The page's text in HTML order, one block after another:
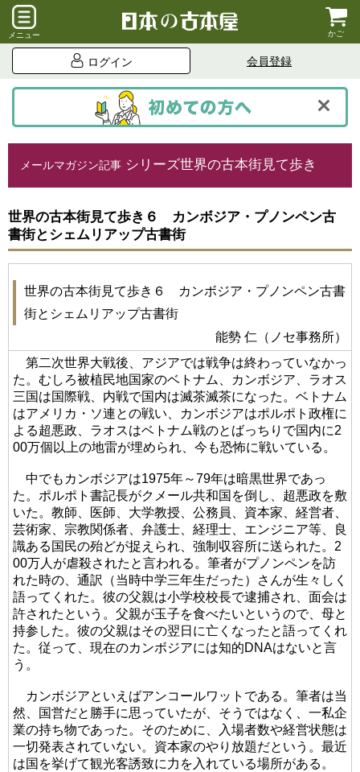
メニュー かご
ログイン 会員登録
メールマガジン記事 シリーズ世界の古本街見て歩き
世界の古本街見て歩き６ カンボジア・プノンペン古
書街とシェムリアップ古書街
世界の古本街見て歩き６ カンボジア・プノンペン古書
街とシェムリアップ古書街
能勢 仁（ノセ事務所）
第二次世界大戦後、アジアでは戦争は終わっていなかっ
た。むしろ被植民地国家のベトナム、カンボジア、ラオス
三国は国際戦、内戦で国内は滅茶滅茶になった。ベトナム
はアメリカ・ソ連との戦い、カンボジアはポルポト政権に
よる超悪政、ラオスはベトナム戦のとばっちりで国内に2
00万個以上の地雷が埋められ、今も恐怖に戦いている。
中でもカンボジアは1975年～79年は暗黒世界であっ
た。ポルポト書記長がクメール共和国を倒し、超悪政を敷
いた。教師、医師、大学教授、公務員、資本家、経営者、
芸術家、宗教関係者、弁護士、経理士、エンジニア等、良
識ある国民の殆どが捉えられ、強制収容所に送られた。2
00万人が虐殺されたと言われる。筆者がプノンペンを訪
れた時の、通訳（当時中学三年生だった）さんが生々しく
語ってくれた。彼の父親は小学校校長で逮捕され、面会は
許されたという。父親が玉子を食べたいというので、母と
持参した。彼の父親はその翌日に亡くなったと語ってくれ
た。従って、現在のカンボジアには知的DNAはないと言
う。
カンボジアといえばアンコールワットである。筆者は当
然、国営だと勝手に思っていたが、そうではなく、一私企
業の持ち物であった。そのために、入場者数や経営状態は
一切発表されていない。資本家のやり放題だという。最近
は国を挙げて観光客誘致に力を入れている場所がある。